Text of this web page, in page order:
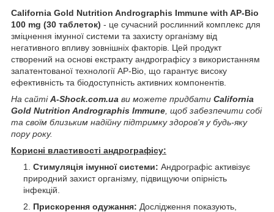
California Gold Nutrition Andrographis Immune with AP-Bio
100 mg (30 таблеток) - це сучасний рослинний комплекс для
зміцнення імунної системи та захисту організму від
негативного впливу зовнішніх факторів. Цей продукт
створений на основі екстракту андрографісу з використанням
запатентованої технології AP-Bio, що гарантує високу
ефективність та біодоступність активних компонентів.
На сайтіA-Shock.com.ua ви можете придбати California
Gold Nutrition Andrographis Immune , щоб забезпечити собі
та своїм близьким надійну підтримку здоров'я у будь-яку
пору року.
Корисні властивості андрографісу:
Стимуляція імунної системи: Андрографіс активізує
природний захист організму, підвищуючи опірність
інфекцій.
Прискорення одужання: Дослідження показують,